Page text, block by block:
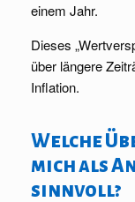
einem Jahr.
Dieses
über längere
Inflation.
Welche
mich als
sinnvoll?